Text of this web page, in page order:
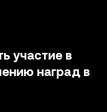
участие в
наград в